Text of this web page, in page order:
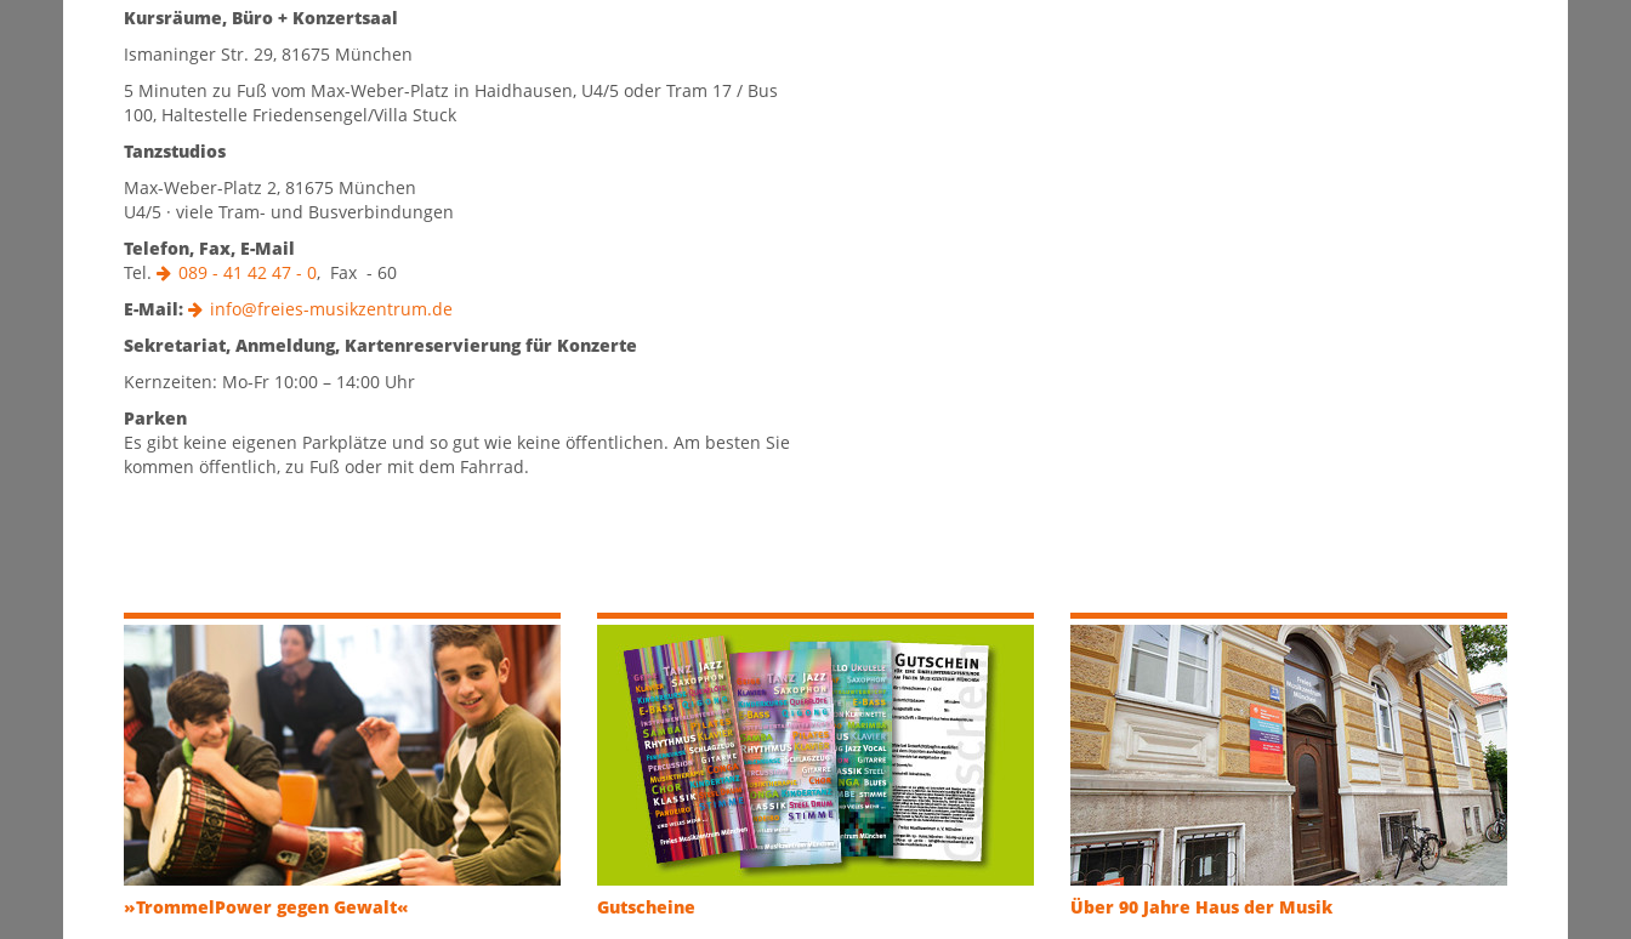
Kursräume, Büro + Konzertsaal
Ismaninger Str. 29, 81675 München
5 Minuten zu Fuß vom Max-Weber-Platz in Haidhausen, U4/5 oder Tram 17 / Bus
100, Haltestelle Friedensengel/Villa Stuck
Tanzstudios
Max-Weber-Platz 2, 81675 München
U4/5 · viele Tram- und Busverbindungen
Telefon, Fax, E-Mail
Tel.
089 - 41 42 47 - 0, Fax - 60
E-Mail:
info@freies-musikzentrum.de
Sekretariat, Anmeldung, Kartenreservierung für Konzerte
Kernzeiten: Mo-Fr 10:00 – 14:00 Uhr
Parken
Es gibt keine eigenen Parkplätze und so gut wie keine öffentlichen. Am besten Sie
kommen öffentlich, zu Fuß oder mit dem Fahrrad.
»TrommelPower gegen Gewalt«
Gutscheine
Über 90 Jahre Haus der Musik